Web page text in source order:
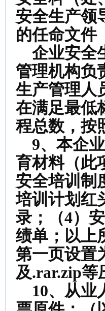
安全生产领
的任命文件
企业安全
管理机构负
生产管理人
在满足最低
程总数，按
9、本企
育材料（此
安全培训制
培训计划红
录；（4）
绩单；以上
第一页设置
及.rar.zip等
10、从业